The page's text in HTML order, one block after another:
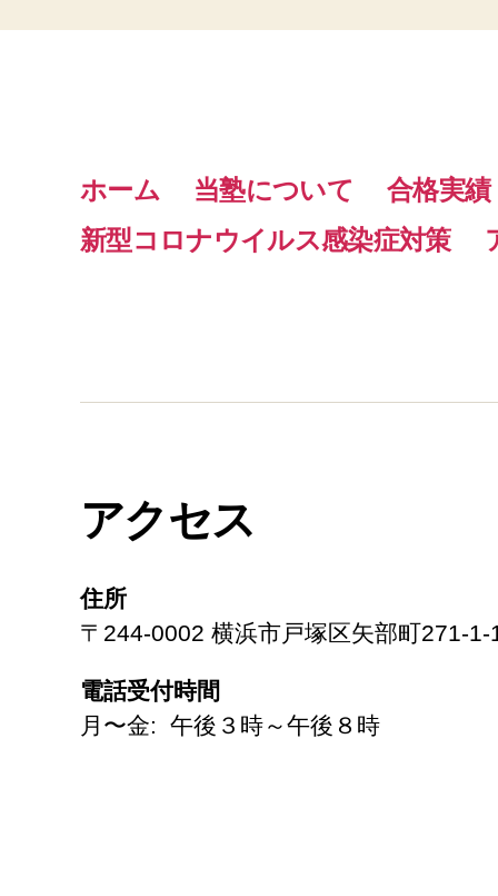
ホーム 当塾について
合格実績
新型コロナウイルス感染症対策
アクセス
住所
〒244-0002 横浜市戸塚区矢部町271-1-
電話受付時間
月〜金: 午後３時～午後８時